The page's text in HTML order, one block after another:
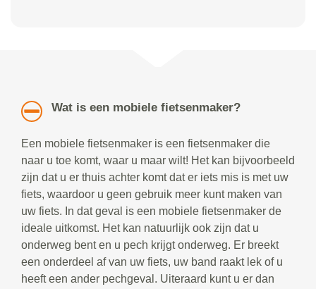
Wat is een mobiele fietsenmaker?
Een mobiele fietsenmaker is een fietsenmaker die
naar u toe komt, waar u maar wilt! Het kan bijvoorbeeld
zijn dat u er thuis achter komt dat er iets mis is met uw
fiets, waardoor u geen gebruik meer kunt maken van
uw fiets. In dat geval is een mobiele fietsenmaker de
ideale uitkomst. Het kan natuurlijk ook zijn dat u
onderweg bent en u pech krijgt onderweg. Er breekt
een onderdeel af van uw fiets, uw band raakt lek of u
heeft een ander pechgeval. Uiteraard kunt u er dan